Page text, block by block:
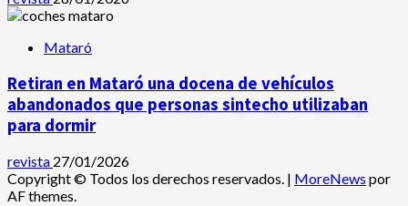
Mataró
Retiran en Mataró una docena de vehículos
abandonados que personas sintecho utilizaban
para dormir
revista 27/01/2026
Copyright © Todos los derechos reservados. | MoreNews por
AF themes.